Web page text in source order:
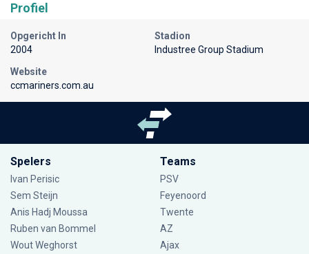
Profiel
Opgericht In
2004
Stadion
Industree Group Stadium
Website
ccmariners.com.au
Spelers
Ivan Perisic
Sem Steijn
Anis Hadj Moussa
Ruben van Bommel
Wout Weghorst
Teams
PSV
Feyenoord
Twente
AZ
Ajax